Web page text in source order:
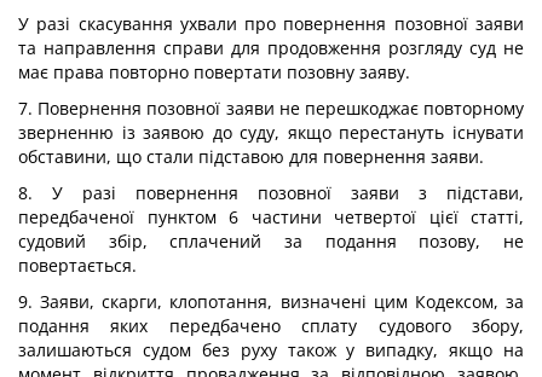
У разі скасування ухвали про повернення позовної заяви
та направлення справи для продовження розгляду суд не
має права повторно повертати позовну заяву.
7. Повернення позовної заяви не перешкоджає повторному
зверненню із заявою до суду, якщо перестануть існувати
обставини, що стали підставою для повернення заяви.
8. У разі повернення позовної заяви з підстави,
передбаченої пунктом 6 частини четвертої цієї статті,
судовий збір, сплачений за подання позову, не
повертається.
9. Заяви, скарги, клопотання, визначені цим Кодексом, за
подання яких передбачено сплату судового збору,
залишаються судом без руху також у випадку, якщо на